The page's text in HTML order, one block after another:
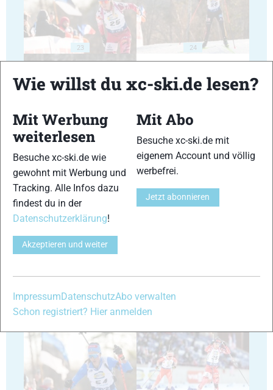
23 24
25 26
27
29
Wie willst du xc-ski.de lesen?
Mit Werbung
weiterlesen
Besuche xc-ski.de wie
gewohnt mit Werbung und
Tracking. Alle Infos dazu
findest du in der
Datenschutzerklärung!
Akzeptieren und weiter
Mit Abo
Besuche xc-ski.de mit
eigenem Account und völlig
werbefrei.
Jetzt abonnieren
Impressum DatenschutzAbo verwalten
Schon registriert? Hier anmelden